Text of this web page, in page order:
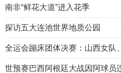
南非“鲜花大道”进入花季
探访五大连池世界地质公园
全运会蹦床团体决赛：山西女队
世预赛巴西阿根廷大战因阿球员